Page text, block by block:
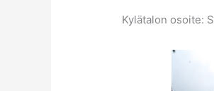
Kylätalon osoite: